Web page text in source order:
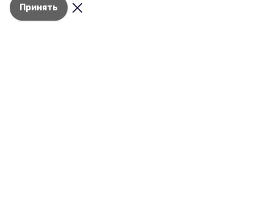
Принять
жителей. Подробнее — в материале «Победы26».